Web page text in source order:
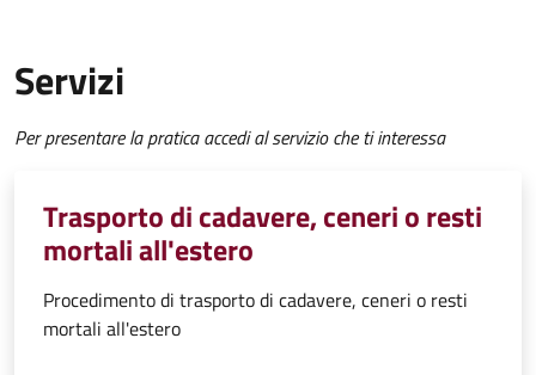
Servizi
Per presentare la pratica accedi al servizio che ti interessa
Trasporto di cadavere, ceneri o resti
mortali all'estero
Procedimento di trasporto di cadavere, ceneri o resti
mortali all'estero